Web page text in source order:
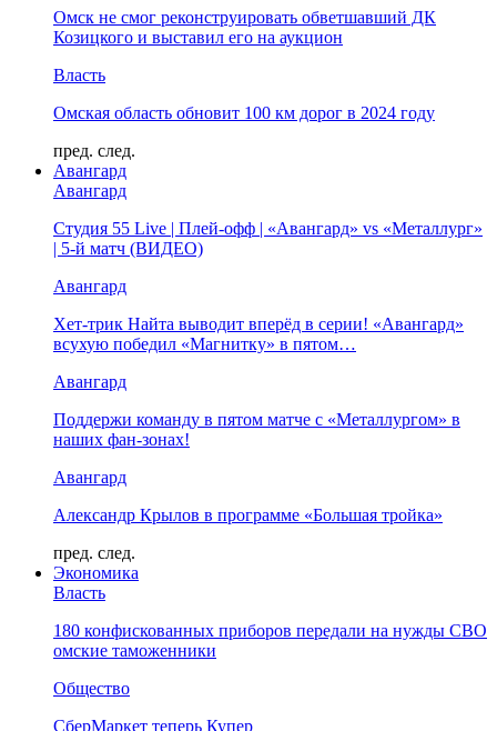
Омск не смог реконструировать обветшавший ДК
Козицкого и выставил его на аукцион
Власть
Омская область обновит 100 км дорог в 2024 году
пред. след.
Авангард
Авангард
Студия 55 Live | Плей-офф | «Авангард» vs «Металлург»
| 5-й матч (ВИДЕО)
Авангард
Хет-трик Найта выводит вперёд в серии! «Авангард»
всухую победил «Магнитку» в пятом…
Авангард
Поддержи команду в пятом матче с «Металлургом» в
наших фан-зонах!
Авангард
Александр Крылов в программе «Большая тройка»
пред. след.
Экономика
Власть
180 конфискованных приборов передали на нужды СВО
омские таможенники
Общество
СберМаркет теперь Купер